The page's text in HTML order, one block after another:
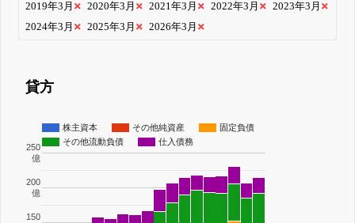
2019年3月
2020年3月 2021年3月 2022年3月
2023年3月
2024年3月
2025年3月 2026年3月
貸方
株主資本 その他純資産
固定負債
その他流動負債
仕入債務
150
200
億
250
億